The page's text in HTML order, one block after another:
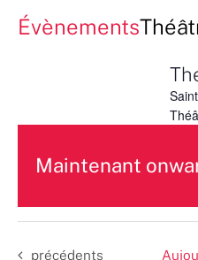
Évènements
Maintenant
une
date.
Évènements
précédents